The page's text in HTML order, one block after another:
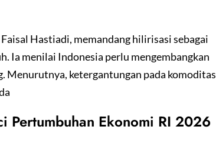
Hastiadi, memandang hilirisasi sebagai
Ia menilai Indonesia perlu mengembangkan
Menurutnya, ketergantungan pada komoditas
Pertumbuhan Ekonomi RI 2026